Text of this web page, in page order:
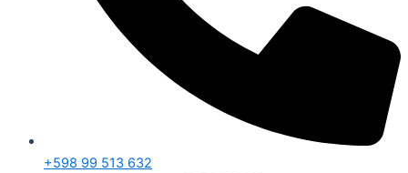
+598 99 513 632